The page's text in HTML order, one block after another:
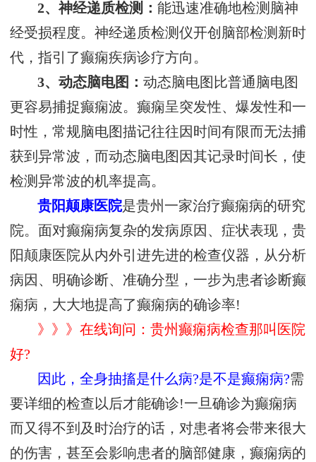
2、神经递质检测：能迅速准确地检测脑神
经受损程度。神经递质检测仪开创脑部检测新时
代，指引了癫痫疾病诊疗方向。
3、动态脑电图：动态脑电图比普通脑电图
更容易捕捉癫痫波。癫痫呈突发性、爆发性和一
时性，常规脑电图描记往往因时间有限而无法捕
获到异常波，而动态脑电图因其记录时间长，使
检测异常波的机率提高。
贵阳颠康医院是贵州一家治疗癫痫病的研究
院。面对癫痫病复杂的发病原因、症状表现，贵
阳颠康医院从内外引进先进的检查仪器，从分析
病因、明确诊断、准确分型，一步为患者诊断癫
痫病，大大地提高了癫痫病的确诊率!
》》》在线询问：贵州癫痫病检查那叫医院
好?
因此，全身抽搐是什么病?是不是癫痫病?需
要详细的检查以后才能确诊!一旦确诊为癫痫病
而又得不到及时治疗的话，对患者将会带来很大
的伤害，甚至会影响患者的脑部健康，癫痫病的